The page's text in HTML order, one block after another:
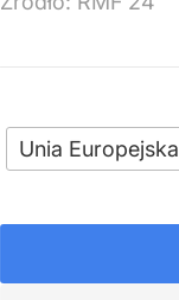
Unia Europejska